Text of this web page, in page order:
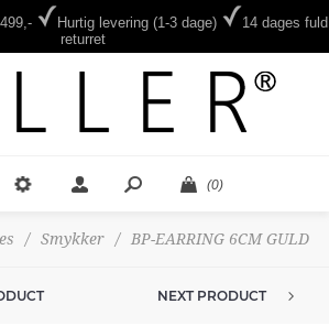
Hurtig levering (1-3 dage)
14 dages fuld
returret
(0)
/ Smykker / BP-EARRING 6CM GULD
NEXT PRODUCT